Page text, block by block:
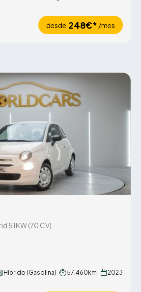
desde 248€* /mes
51KW (70 CV)
Híbrido (Gasolina) 57.460km 2023